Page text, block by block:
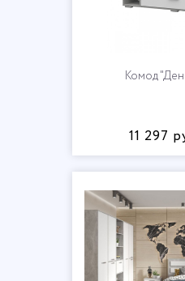
Комод
11 297